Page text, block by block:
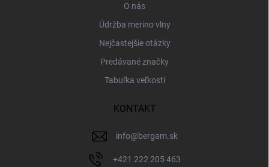
O nás
Údržba merino vlny
Nejčastejšie otázky
Predávané značky
Tabuľka veľkostí
KONTAKT
info@bergam.sk
+421 222 205 463